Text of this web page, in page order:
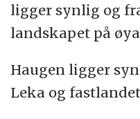
ligger synlig og
landskapet på
Haugen ligger
Leka og